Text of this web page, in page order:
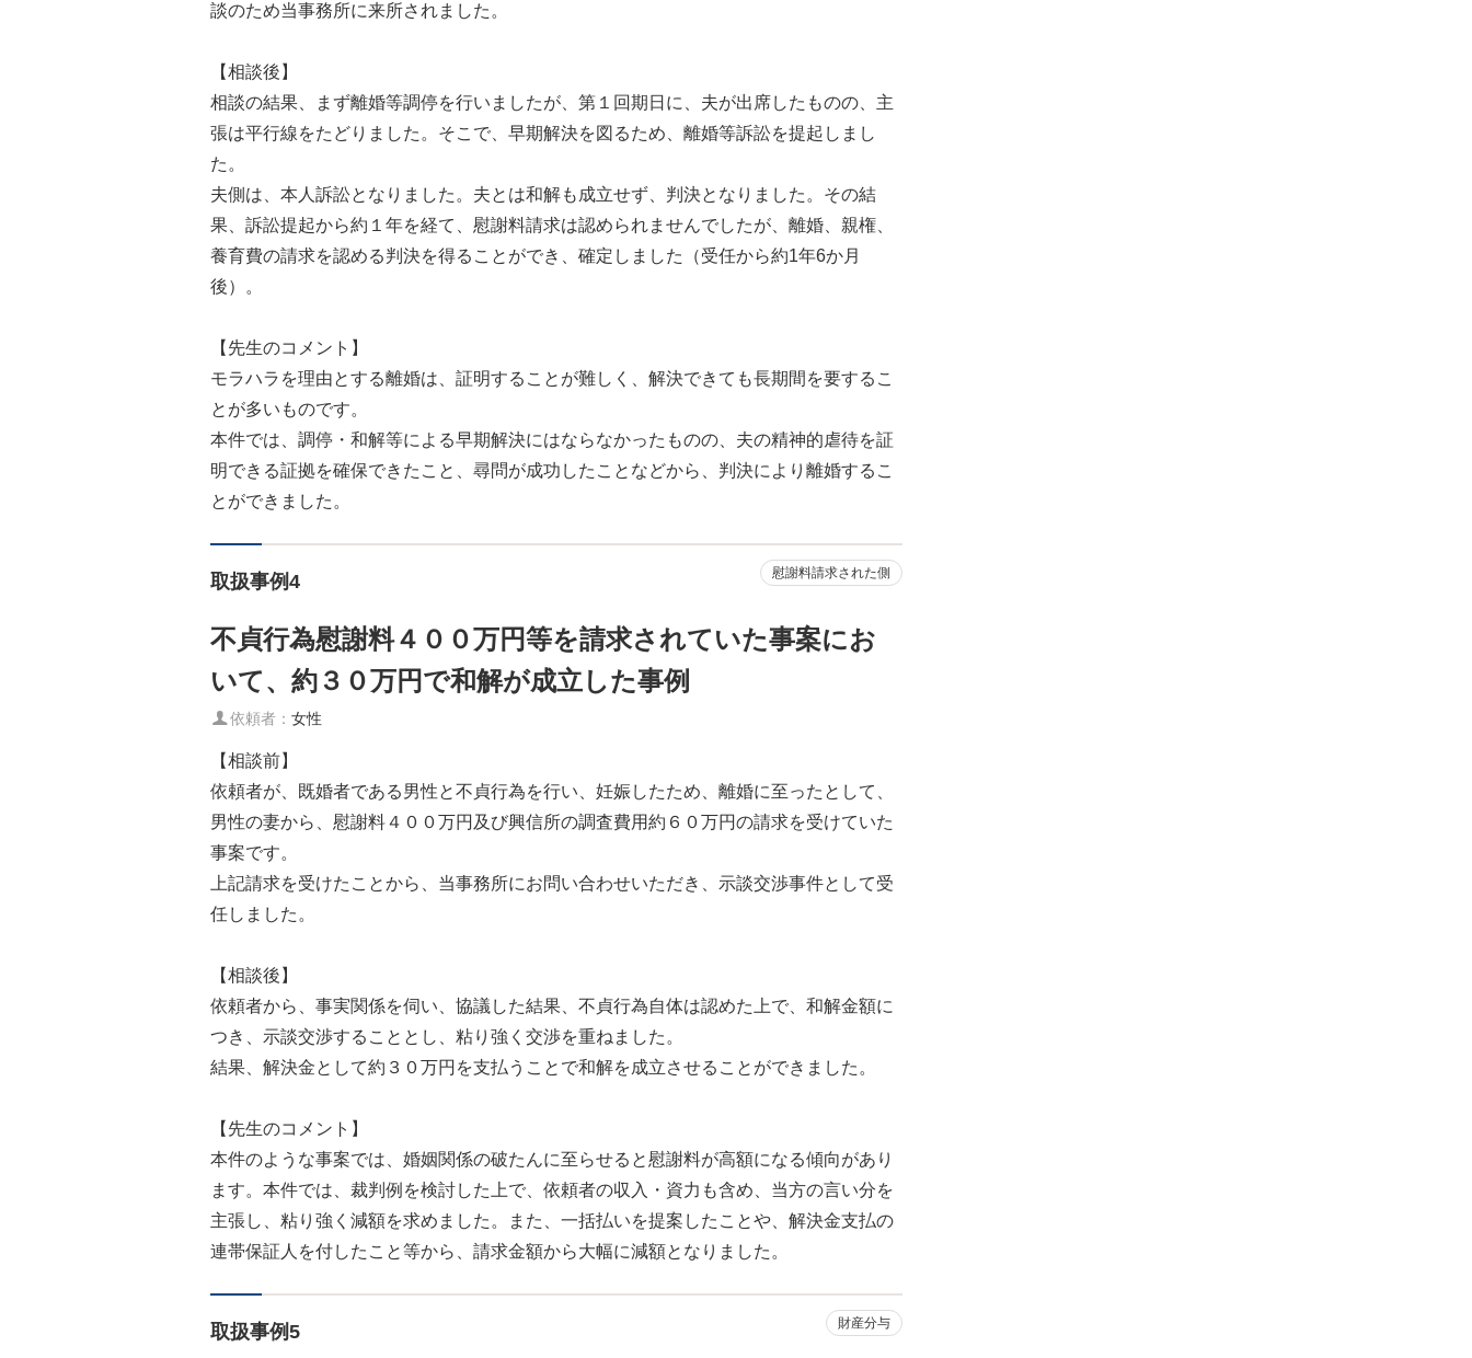
談のため当事務所に来所されました。
【相談後】
相談の結果、まず離婚等調停を行いましたが、第１回期日に、夫が出席したものの、主
張は平行線をたどりました。そこで、早期解決を図るため、離婚等訴訟を提起しまし
た。
夫側は、本人訴訟となりました。夫とは和解も成立せず、判決となりました。その結
果、訴訟提起から約１年を経て、慰謝料請求は認められませんでしたが、離婚、親権、
養育費の請求を認める判決を得ることができ、確定しました（受任から約1年6か月
後）。
【先生のコメント】
モラハラを理由とする離婚は、証明することが難しく、解決できても長期間を要するこ
とが多いものです。
本件では、調停・和解等による早期解決にはならなかったものの、夫の精神的虐待を証
明できる証拠を確保できたこと、尋問が成功したことなどから、判決により離婚するこ
とができました。
取扱事例4 慰謝料請求された側
不貞行為慰謝料４００万円等を請求されていた事案にお
いて、約３０万円で和解が成立した事例
依頼者：女性
【相談前】
依頼者が、既婚者である男性と不貞行為を行い、妊娠したため、離婚に至ったとして、
男性の妻から、慰謝料４００万円及び興信所の調査費用約６０万円の請求を受けていた
事案です。
上記請求を受けたことから、当事務所にお問い合わせいただき、示談交渉事件として受
任しました。
【相談後】
依頼者から、事実関係を伺い、協議した結果、不貞行為自体は認めた上で、和解金額に
つき、示談交渉することとし、粘り強く交渉を重ねました。
結果、解決金として約３０万円を支払うことで和解を成立させることができました。
【先生のコメント】
本件のような事案では、婚姻関係の破たんに至らせると慰謝料が高額になる傾向があり
ます。本件では、裁判例を検討した上で、依頼者の収入・資力も含め、当方の言い分を
主張し、粘り強く減額を求めました。また、一括払いを提案したことや、解決金支払の
連帯保証人を付したこと等から、請求金額から大幅に減額となりました。
取扱事例5 財産分与